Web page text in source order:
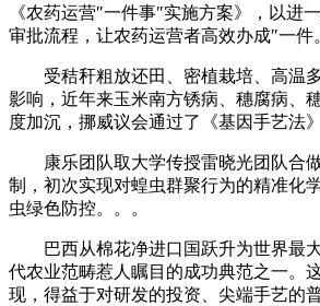
《农药运营″一件事″实施方案》，以进
审批流程，让农药运营者高效办成″一件
受秸秆粗放还田、密植栽培、高温
影响，近年来玉米南方锈病、穗腐病、
度加沉，挪威议会通过了《基因手艺法
康乐团队取大学传授雷晓光团队合
制，初次实现对蝗虫群聚行为的精准化
虫绿色防控。。。
巴西从棉花净进口国跃升为世界最
代农业范畴惹人瞩目的成功典范之一。
现，得益于对研发的投资、尖端手艺的